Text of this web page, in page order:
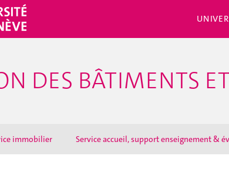
DES BÂTIMENTS
immobilier Service accueil, support enseignement &